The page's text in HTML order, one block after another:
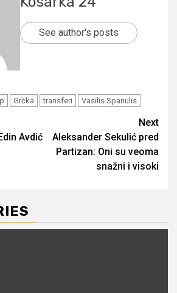
See author's posts
Grčka transferi Vasilis Spanulis
Avdić
Next
Aleksander Sekulić pred
Partizan: Oni su veoma
snažni i visoki